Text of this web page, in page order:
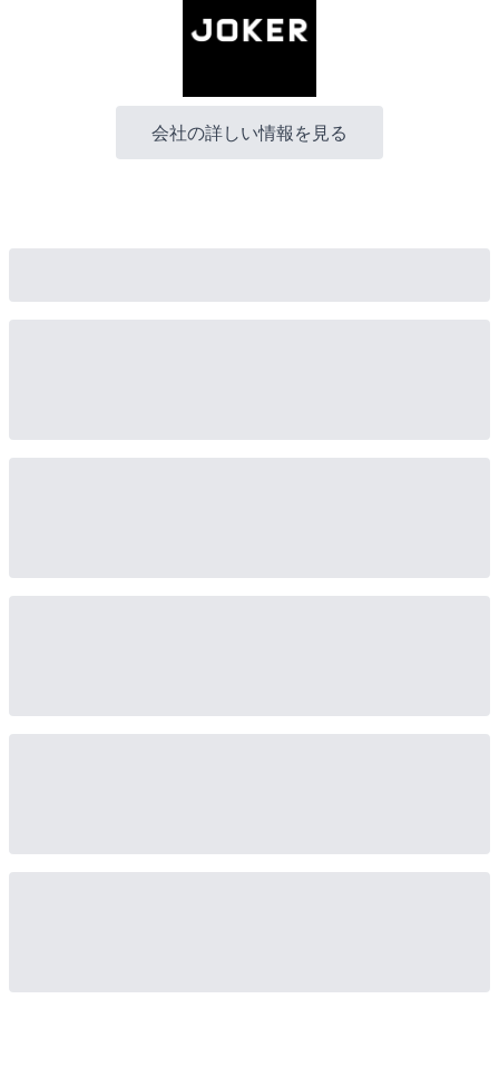
会社の詳しい情報を見る